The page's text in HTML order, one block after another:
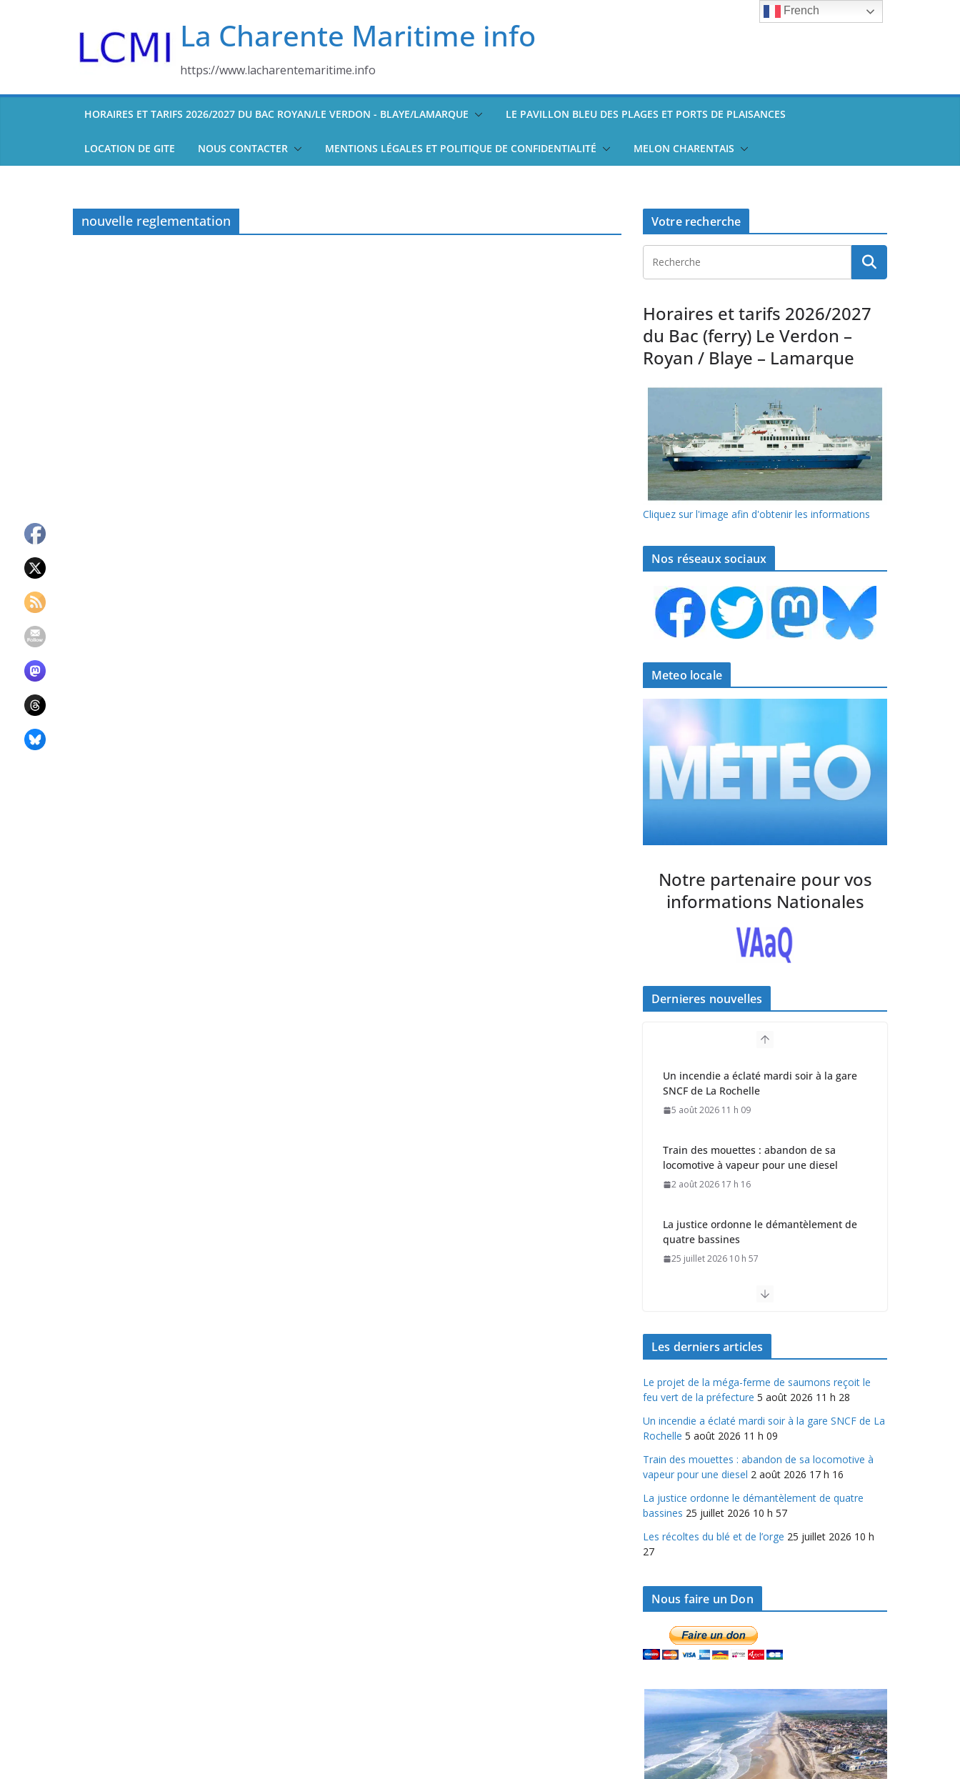
La Charente Maritime info
https://www.lacharentemaritime.info
HORAIRES ET TARIFS 2026/2027 DU BAC ROYAN/LE VERDON - BLAYE/LAMARQUE LE PAVILLON BLEU DES PLAGES ET PORTS DE PLAISANCES
LOCATION DE GITE NOUS CONTACTER MENTIONS LÉGALES ET POLITIQUE DE CONFIDENTIALITÉ MELON CHARENTAIS
nouvelle reglementation Votre recherche
Horaires et tarifs 2026/2027
du Bac (ferry) Le Verdon –
Royan / Blaye – Lamarque
Cliquez sur l'image afin d'obtenir les informations
Nos réseaux sociaux
Meteo locale
Notre partenaire pour vos
informations Nationales
Dernieres nouvelles
Un incendie a éclaté mardi soir à la gare
SNCF de La Rochelle
5 août 2026 11 h 09
Train des mouettes : abandon de sa
locomotive à vapeur pour une diesel
2 août 2026 17 h 16
La justice ordonne le démantèlement de
quatre bassines
25 juillet 2026 10 h 57
Le projet de la méga-ferme de saumons
5 août 2026 11 h 28
Les derniers articles
Le projet de la méga-ferme de saumons reçoit le
feu vert de la préfecture 5 août 2026 11 h 28
Un incendie a éclaté mardi soir à la gare SNCF de La
Rochelle 5 août 2026 11 h 09
Train des mouettes : abandon de sa locomotive à
vapeur pour une diesel 2 août 2026 17 h 16
La justice ordonne le démantèlement de quatre
bassines 25 juillet 2026 10 h 57
Les récoltes du blé et de l’orge 25 juillet 2026 10 h
27
Nous faire un Don
French